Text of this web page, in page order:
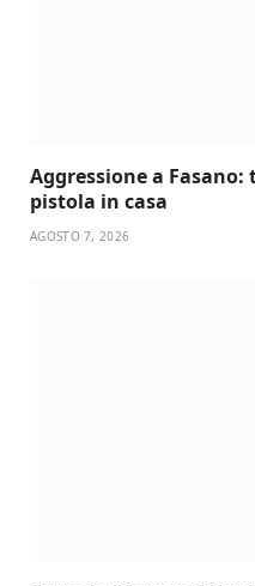
Aggressione a
pistola in casa
AGOSTO 7, 2026